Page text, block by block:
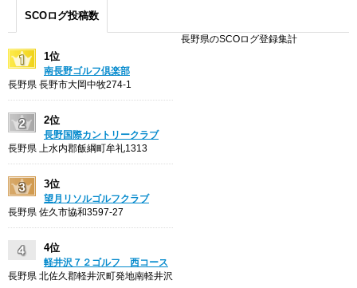
SCOログ投稿数
長野県のSCOログ登録集計
1位
南長野ゴルフ倶楽部
長野県 長野市大岡中牧274-1
2位
長野国際カントリークラブ
長野県 上水内郡飯綱町牟礼1313
3位
望月リソルゴルフクラブ
長野県 佐久市協和3597-27
4位
軽井沢７２ゴルフ 西コース
長野県 北佐久郡軽井沢町発地南軽井沢